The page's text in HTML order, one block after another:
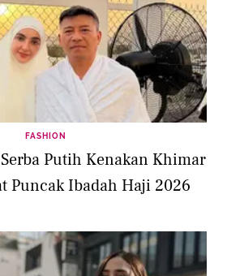
FASHION
Putih Kenakan Khimar
Puncak Ibadah Haji 2026